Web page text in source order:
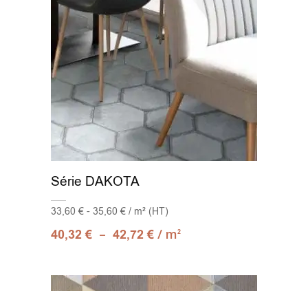
Série DAKOTA
33,60 € - 35,60 € / m² (HT)
40,32€ – 42,72€ / m2